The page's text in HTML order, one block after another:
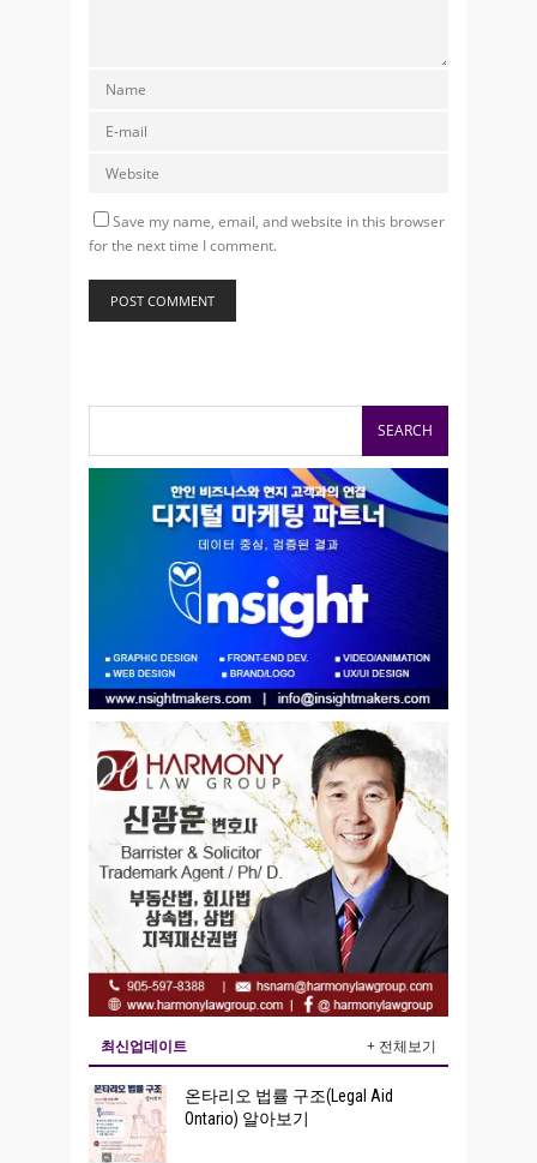
Save my name, email, and website in this browser
for the next time I comment.
최신업데이트 + 전체보기
온타리오 법률 구조(Legal Aid
Ontario) 알아보기